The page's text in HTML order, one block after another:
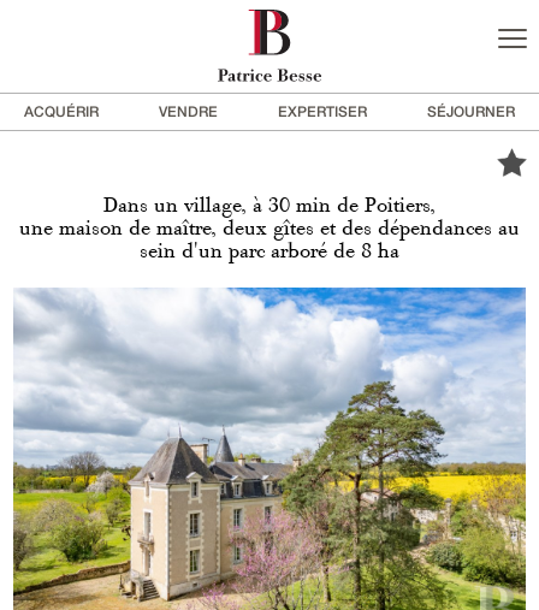
ACQUÉRIR VENDRE EXPERTISER SÉJOURNER
Dans un village, à 30 min de Poitiers,
une maison de maître, deux gîtes et des dépendances au
sein d'un parc arboré de 8 ha